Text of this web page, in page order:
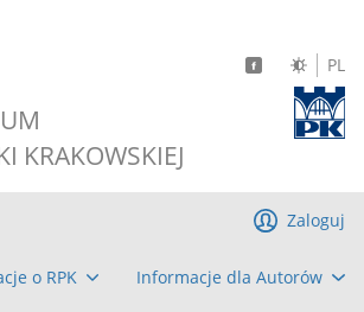
KRAKOWSKIEJ
PL
o RPK Informacje dla Autorów
Zaloguj